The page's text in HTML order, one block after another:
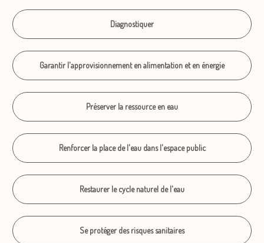
Diagnostiquer
Garantir l'approvisionnement en alimentation et en énergie
Préserver la ressource en eau
Renforcer la place de l'eau dans l'espace public
Restaurer le cycle naturel de l'eau
Se protéger des risques sanitaires